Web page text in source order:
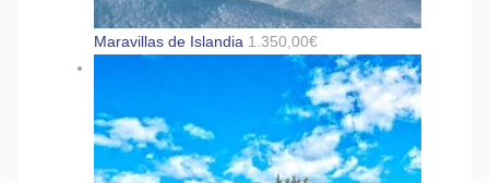
Maravillas de Islandia 1.350,00€